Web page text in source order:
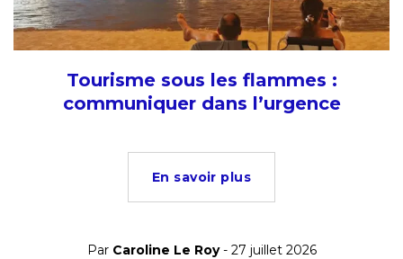
Tourisme sous les flammes :
communiquer dans l’urgence
En savoir plus
Par Caroline Le Roy- 27 juillet 2026